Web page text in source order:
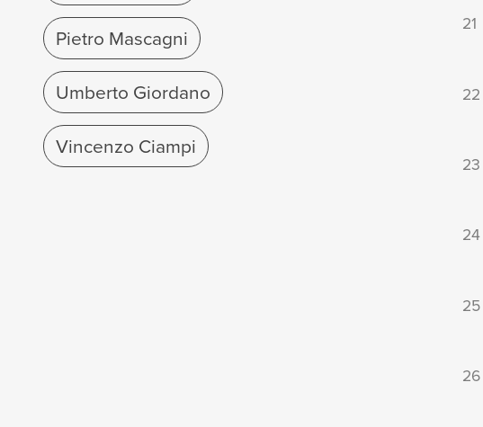
Pietro Mascagni
Umberto Giordano
Vincenzo Ciampi
21
22
23
24
25
26